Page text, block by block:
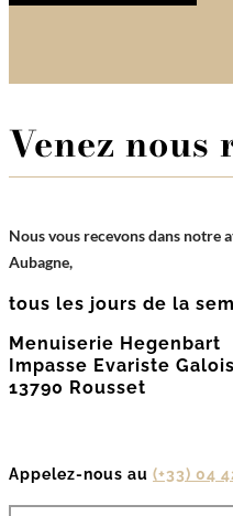
Venez
Nous vous recevons dans notre
Aubagne,
tous les jours de la
Menuiserie Hegenbart
Impasse Evariste Galois
13790 Rousset
Appelez-nous au (+33) 04